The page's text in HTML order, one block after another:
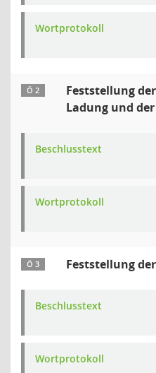
Wortprotokoll
Ö 2
Feststellung
Ladung und
Beschlusstext
Wortprotokoll
Ö 3 Feststellung
Beschlusstext
Wortprotokoll